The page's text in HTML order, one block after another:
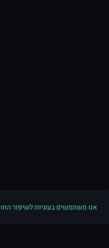
אנו משתמשים בעוגיות לשיפור